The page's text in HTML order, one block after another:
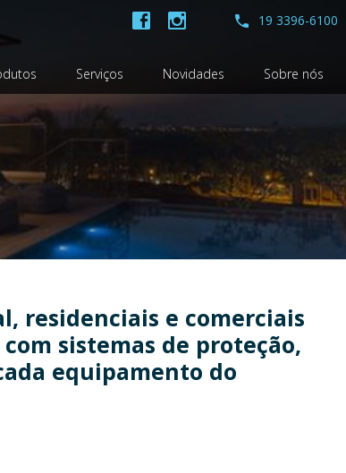
Serviços Novidades Sobre nós
19 3396-6100
residenciais e comerciais
sistemas de proteção,
equipamento do